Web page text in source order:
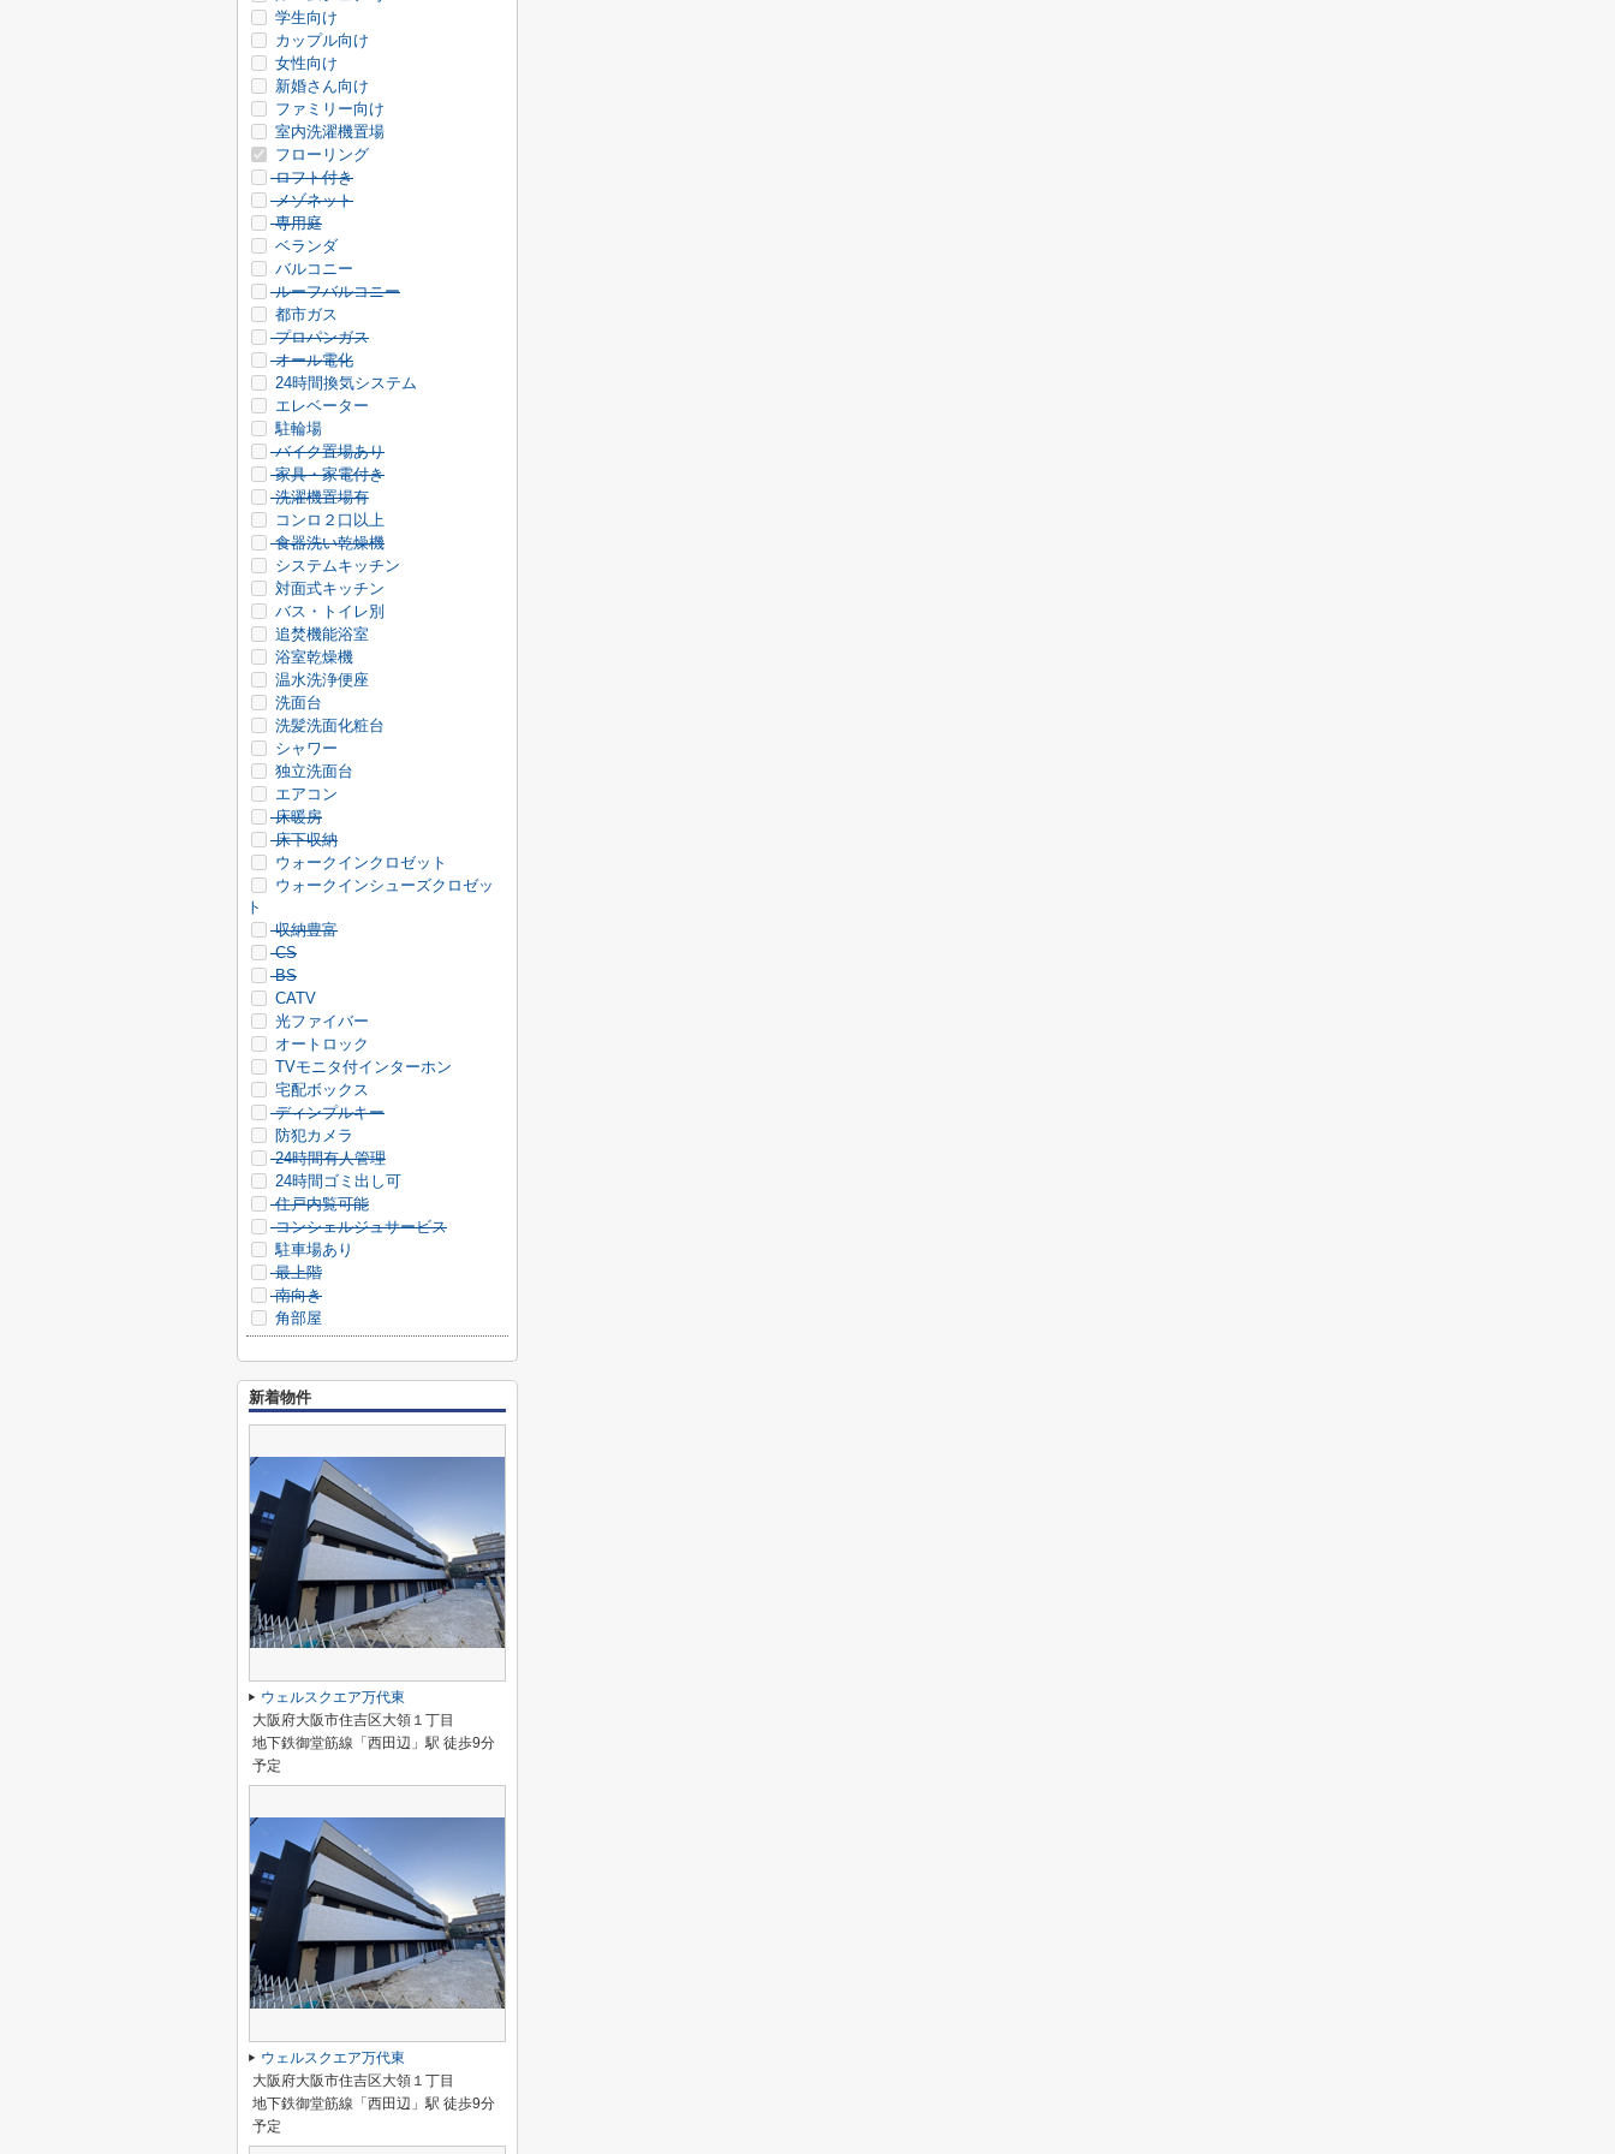
学生向け
カップル向け
女性向け
新婚さん向け
ファミリー向け
室内洗濯機置場
フローリング
ロフト付き
メゾネット
専用庭
ベランダ
バルコニー
ルーフバルコニー
都市ガス
プロパンガス
オール電化
24時間換気システム
エレベーター
駐輪場
バイク置場あり
家具・家電付き
洗濯機置場有
コンロ２口以上
食器洗い乾燥機
システムキッチン
対面式キッチン
バス・トイレ別
追焚機能浴室
浴室乾燥機
温水洗浄便座
洗面台
洗髪洗面化粧台
シャワー
独立洗面台
エアコン
床暖房
床下収納
ウォークインクロゼット
ウォークインシューズクロゼッ
ト
収納豊富
CS
BS
CATV
光ファイバー
オートロック
TVモニタ付インターホン
宅配ボックス
ディンプルキー
防犯カメラ
24時間有人管理
24時間ゴミ出し可
住戸内覧可能
コンシェルジュサービス
駐車場あり
最上階
南向き
角部屋
新着物件
ウェルスクエア万代東
大阪府大阪市住吉区大領１丁目
地下鉄御堂筋線「西田辺」駅 徒歩9分
予定
ウェルスクエア万代東
大阪府大阪市住吉区大領１丁目
地下鉄御堂筋線「西田辺」駅 徒歩9分
予定